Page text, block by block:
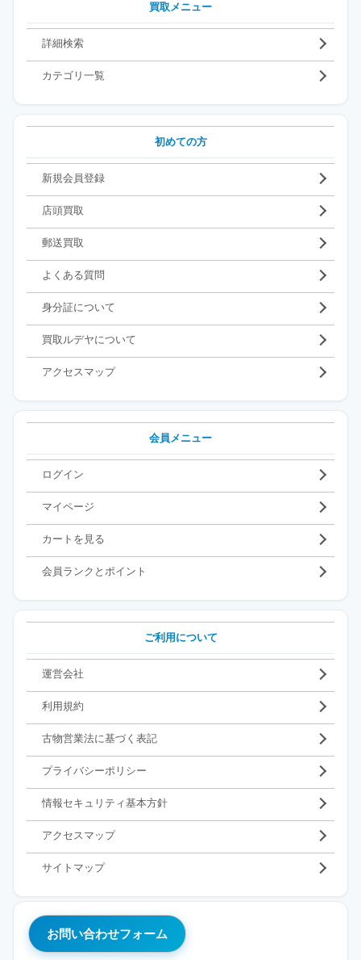
買取メニュー
詳細検索
カテゴリ一覧
初めての方
新規会員登録
店頭買取
郵送買取
よくある質問
身分証について
買取ルデヤについて
アクセスマップ
会員メニュー
ログイン
マイページ
カートを見る
会員ランクとポイント
ご利用について
運営会社
利用規約
古物営業法に基づく表記
プライバシーポリシー
情報セキュリティ基本方針
アクセスマップ
サイトマップ
お問い合わせフォーム